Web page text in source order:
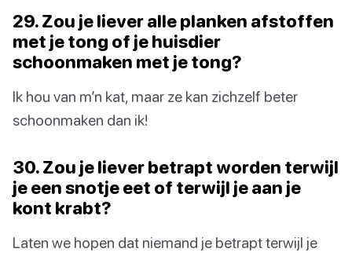
29. Zou je liever alle planken afstoffen
met je tong of je huisdier
schoonmaken met je tong?
Ik hou van m’n kat, maar ze kan zichzelf beter
schoonmaken dan ik!
30. Zou je liever betrapt worden terwijl
je een snotje eet of terwijl je aan je
kont krabt?
Laten we hopen dat niemand je betrapt terwijl je